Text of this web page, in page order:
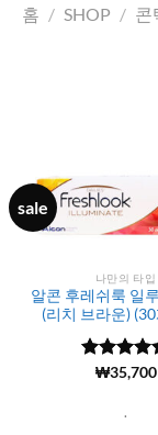
홈 / SHOP / 콘
sale
나만의 타입
알콘 후레쉬룩 일
(리치 브라운)
5 중에서
₩35,700
.